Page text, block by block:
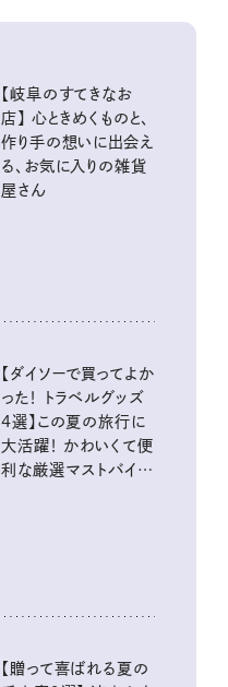
【岐阜のすてきなお
店】 心ときめくものと、
作り手の想いに出会え
る、お気に入りの雑貨
屋さん
【ダイソーで買ってよか
った！ トラベルグッズ
4選】この夏の旅行に
大活躍！ かわいくて便
利な厳選マストバイア
【贈って喜ばれる夏の